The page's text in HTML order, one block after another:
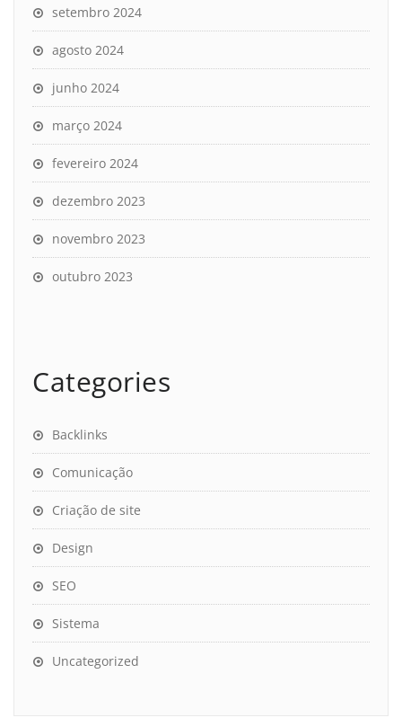
setembro 2024
agosto 2024
junho 2024
março 2024
fevereiro 2024
dezembro 2023
novembro 2023
outubro 2023
Categories
Backlinks
Comunicação
Criação de site
Design
SEO
Sistema
Uncategorized